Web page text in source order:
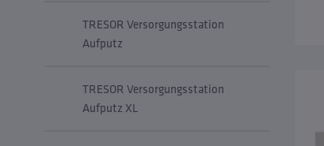
TRESOR Versorgungsstation
Aufputz
TRESOR Versorgungsstation
Aufputz XL